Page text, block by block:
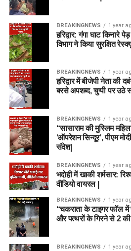
BREAKINGNEWS 1 year
हरिद्वार: गंगा घाट किनारे
विभाग ने किया सुरक्षित
BREAKINGNEWS 1 year
हरिद्वार में बीजेपी नेता
बरसे अपशब्द, चुप्पी पर उठे
BREAKINGNEWS 1 year
“सासाराम की मुस्लिम
‘ऑपरेशन सिन्दूर’, पीएम
संदेश|
BREAKINGNEWS 1 year
भदोही में खाकी शर्मसार:
वीडियो वायरल |
BREAKINGNEWS 1 year
“चकराता के टाइगर फॉल
और पत्थरों के गिरने से 2 की
BREAKINGNEWS 1 year